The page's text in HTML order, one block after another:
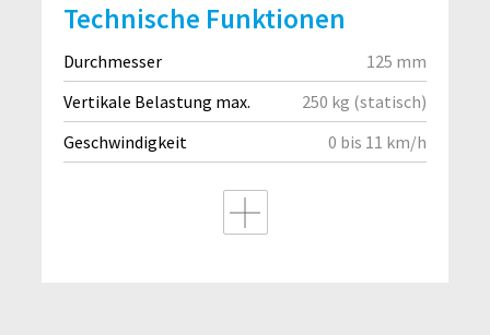
Technische Funktionen
Durchmesser
125 mm
Vertikale Belastung max.
250 kg (statisch)
Geschwindigkeit
0 bis 11 km/h